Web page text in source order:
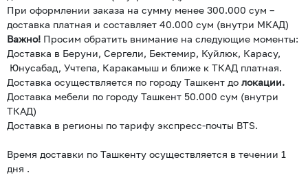
При оформлении заказа на сумму менее 300.000 сум –
доставка платная и составляет 40.000 сум (внутри МКАД)
Важно! Просим обратить внимание на следующие моменты:
Доставка в Беруни, Сергели, Бектемир, Куйлюк, Карасу,
Юнусабад, Учтепа, Каракамыш и ближе к ТКАД платная.
Доставка осуществляется по городу Ташкент до локации.
Доставка мебели по городу Ташкент 50.000 сум (внутри
ТКАД)
Доставка в регионы по тарифу экспресс-почты BTS.
Время доставки по Ташкенту осуществляется в течении 1
дня .